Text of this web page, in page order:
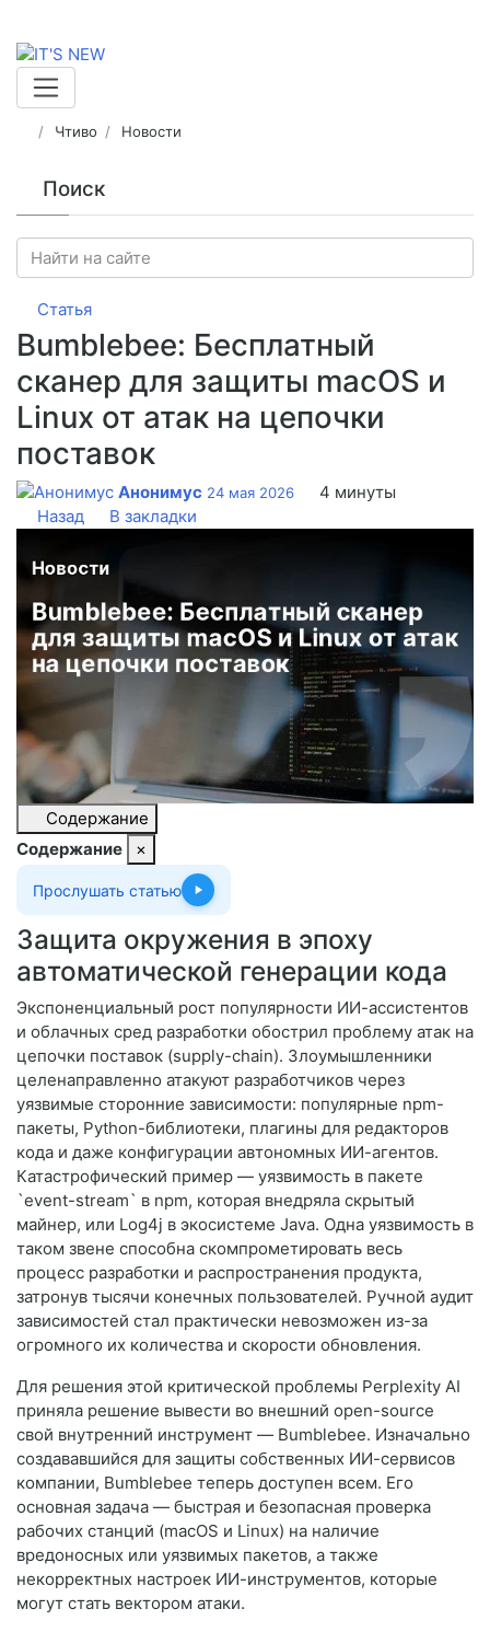
Чтиво Новости
Поиск
Статья
Bumblebee: Бесплатный
сканер для защиты macOS и
Linux от атак на цепочки
поставок
Анонимус 24 мая 2026
4 минуты
Назад
В закладки
Содержание
Содержание
×
Прослушать статью
Защита окружения в эпоху
автоматической генерации кода
Экспоненциальный рост популярности ИИ-ассистентов
и облачных сред разработки обострил проблему атак на
цепочки поставок (supply-chain). Злоумышленники
целенаправленно атакуют разработчиков через
уязвимые сторонние зависимости: популярные npm-
пакеты, Python-библиотеки, плагины для редакторов
кода и даже конфигурации автономных ИИ-агентов.
Катастрофический пример — уязвимость в пакете
`event-stream` в npm, которая внедряла скрытый
майнер, или Log4j в экосистеме Java. Одна уязвимость в
таком звене способна скомпрометировать весь
процесс разработки и распространения продукта,
затронув тысячи конечных пользователей. Ручной аудит
зависимостей стал практически невозможен из-за
огромного их количества и скорости обновления.
Для решения этой критической проблемы Perplexity AI
приняла решение вывести во внешний open-source
свой внутренний инструмент — Bumblebee. Изначально
создававшийся для защиты собственных ИИ-сервисов
компании, Bumblebee теперь доступен всем. Его
основная задача — быстрая и безопасная проверка
рабочих станций (macOS и Linux) на наличие
вредоносных или уязвимых пакетов, а также
некорректных настроек ИИ-инструментов, которые
могут стать вектором атаки.